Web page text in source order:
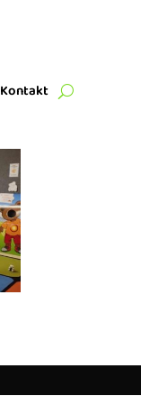
Kontakt